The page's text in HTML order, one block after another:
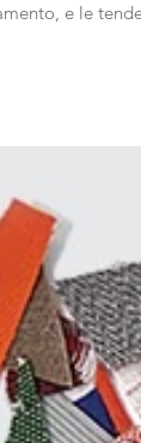
a essere uno dei trend più